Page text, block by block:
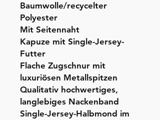
Baumwolle/recycelter
Polyester
Mit Seitennaht
Kapuze mit Single-Jersey-
Futter
Flache Zugschnur mit
luxuriösen Metallspitzen
Qualitativ hochwertiges,
langlebiges Nackenband
Single-Jersey-Halbmond im